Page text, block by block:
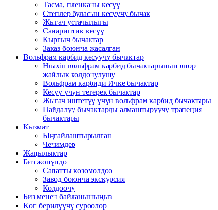
Тасма, пленканы кесүү
Степлер буласын кесүүчү бычак
Жыгач устачылыгы
Санариптик кесүү
Кыргыч бычактар
Заказ боюнча жасалган
Вольфрам карбид кесүүчү бычактар
Huaxin вольфрам карбид бычактарынын өнөр
жайлык колдонулушу
Вольфрам карбиди Ичке бычактар
Кесүү үчүн тегерек бычактар
Жыгач иштетүү үчүн вольфрам карбид бычактары
Пайдалуу бычактарды алмаштыруучу трапеция
бычактары
Кызмат
Ыңгайлаштырылган
Чечимдер
Жаңылыктар
Биз жөнүндө
Сапатты көзөмөлдөө
Завод боюнча экскурсия
Колдоочу
Биз менен байланышыңыз
Көп берилүүчү суроолор